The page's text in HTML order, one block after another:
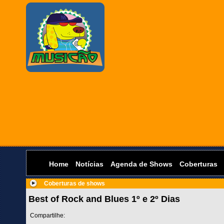
Home Notícias Agenda de Shows Coberturas
Coberturas de shows
Best of Rock and Blues 1º e 2º Dias
Compartilhe: